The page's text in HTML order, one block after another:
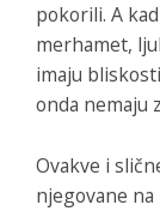
pokorili. A
merhamet,
imaju
onda nemaju
Ovakve i
njegovane